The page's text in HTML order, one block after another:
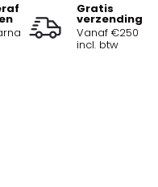
Gratis
verzending
Vanaf €250
incl. btw